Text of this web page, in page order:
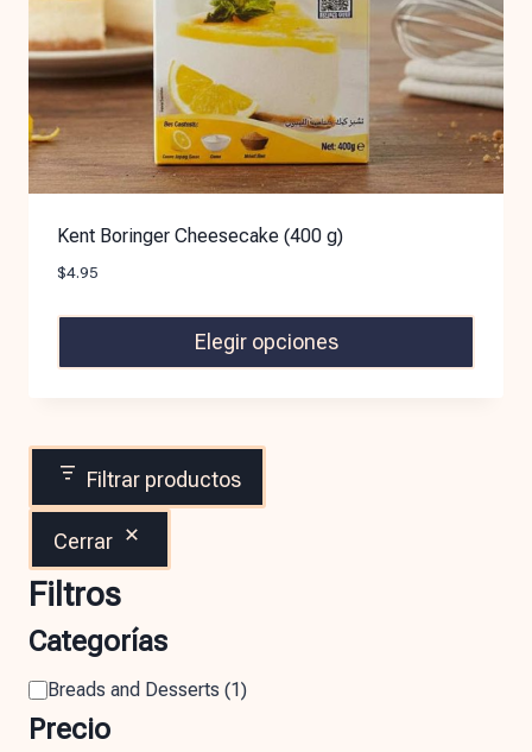
Kent Boringer Cheesecake (400 g)
$4.95
Elegir opciones
Filtrar productos
Cerrar
Filtros
Categorías
Breads and Desserts (1)
Precio